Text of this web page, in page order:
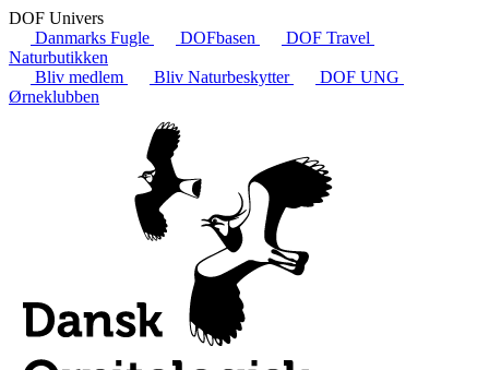
DOF Univers
Danmarks Fugle
DOFbasen
DOF Travel
Naturbutikken
Bliv medlem
Bliv Naturbeskytter
DOF UNG
Ørneklubben